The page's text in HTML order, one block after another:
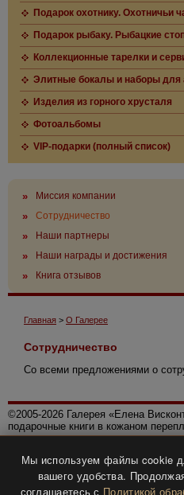
Подарок охотнику. Охотничьи
Подарок рыбаку. Рыбацкие
Коллекционные тарелки и
Элитные бокалы и наборы для
Изделия из горного хрусталя
Фотоальбомы
VIP-подарки (полный список)
» Миссия компании
» Сотрудничество
» Наши партнеры
» Наши награды и достижения
» Книга отзывов
Главная > О Галерее
Сотрудничество
Со всеми предложениями о
©2005-2026 Галерея «Елена
подарочные книги в кожаном
Политика конфиденциальности
Все права защищены.
Мы используем файлы cookie
вашего удобства.
соглашаетесь с Политикой